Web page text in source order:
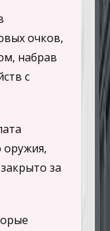
очков,
набрав
с
оружия,
за